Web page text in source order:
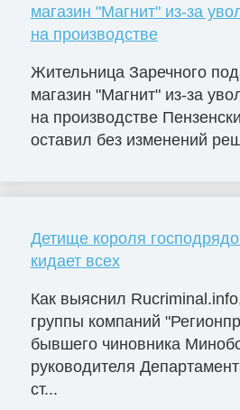
магазин "Магнит" из-за
на производстве
Жительница Заречного
магазин "Магнит" из-за
на производстве
оставил без изменений
Детище короля
кидает всех
Как выяснил
группы компаний
бывшего чиновника
руководителя
ст...